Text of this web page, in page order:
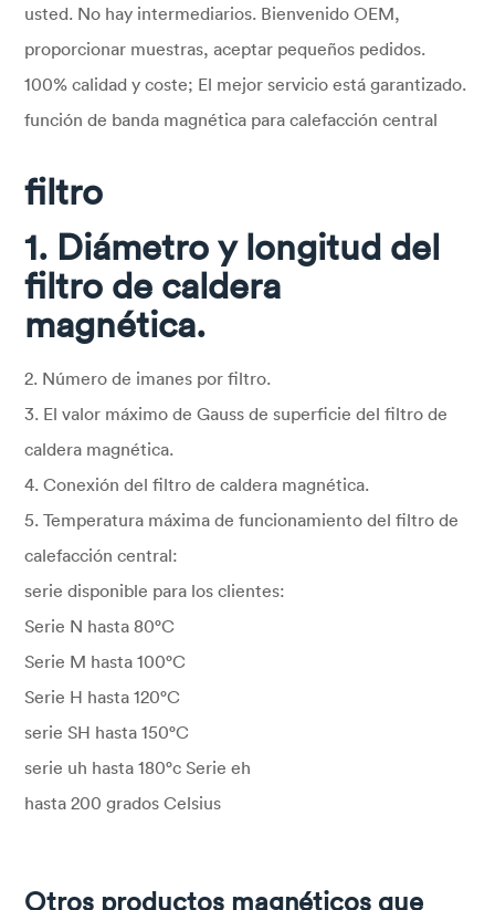
usted. No hay intermediarios. Bienvenido OEM,
proporcionar muestras, aceptar pequeños pedidos.
100% calidad y coste; El mejor servicio está garantizado.
función de banda magnética para calefacción central
filtro
1. Diámetro y longitud del
filtro de caldera
magnética.
2. Número de imanes por filtro.
3. El valor máximo de Gauss de superficie del filtro de
caldera magnética.
4. Conexión del filtro de caldera magnética.
5. Temperatura máxima de funcionamiento del filtro de
calefacción central:
serie disponible para los clientes:
Serie N hasta 80°C
Serie M hasta 100°C
Serie H hasta 120°C
serie SH hasta 150°C
serie uh hasta 180°c Serie eh
hasta 200 grados Celsius
Otros productos magnéticos que